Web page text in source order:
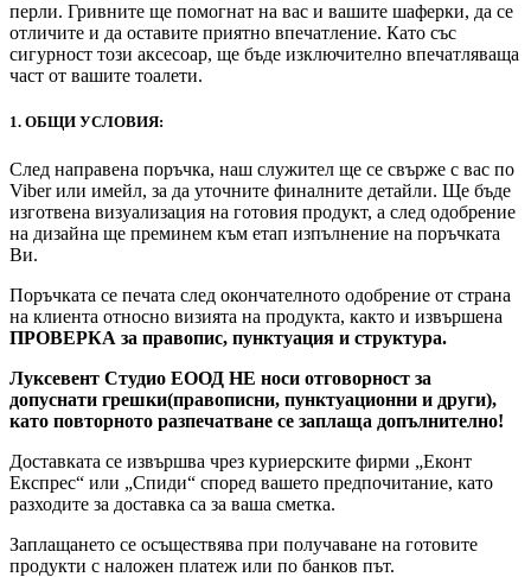
перли. Гривните ще помогнат на вас и вашите шаферки, да се
отличите и да оставите приятно впечатление. Като със
сигурност този аксесоар, ще бъде изключително впечатляваща
част от вашите тоалети.
1. ОБЩИ УСЛОВИЯ:
След направена поръчка, наш служител ще се свърже с вас по
Viber или имейл, за да уточните финалните детайли. Ще бъде
изготвена визуализация на готовия продукт, а след одобрение
на дизайна ще преминем към етап изпълнение на поръчката
Ви.
Поръчката се печата след окончателното одобрение от страна
на клиента относно визията на продукта, както и извършена
ПРОВЕРКА за правопис, пунктуация и структура.
Луксевент Студио ЕООД НЕ носи отговорност за
допуснати грешки(правописни, пунктуационни и други),
като повторното разпечатване се заплаща допълнително!
Доставката се извършва чрез куриерските фирми „Еконт
Експрес“ или „Спиди“ според вашето предпочитание, като
разходите за доставка са за ваша сметка.
Заплащането се осъществява при получаване на готовите
продукти с наложен платеж или по банков път.